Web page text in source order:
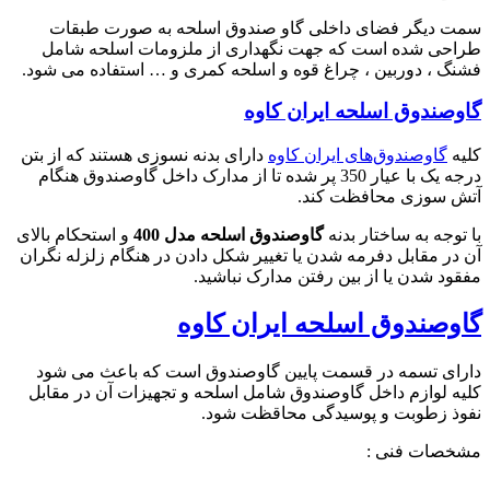
سمت دیگر فضای داخلی گاو صندوق اسلحه به صورت طبقات
طراحی شده است که جهت نگهداری از ملزومات اسلحه شامل
فشنگ ، دوربین ، چراغ قوه و اسلحه کمری و … استفاده می شود.
گاوصندوق اسلحه ایران کاوه
کلیه گاوصندوق‌های ایران کاوه دارای بدنه نسوزی هستند که از بتن
درجه یک با عیار 350 پر شده تا از مدارک داخل گاوصندوق هنگام
آتش سوزی محافظت کند.
با توجه به ساختار بدنهگاوصندوق اسلحه مدل 400
و استحکام بالای
آن در مقابل دفرمه شدن یا تغییر شکل دادن در هنگام زلزله نگران
مفقود شدن یا از بین رفتن مدارک نباشید.
گاوصندوق اسلحه ایران کاوه
دارای تسمه در قسمت پایین گاوصندوق است که باعث می شود
کلیه لوازم داخل گاوصندوق شامل اسلحه و تجهیزات آن در مقابل
نفوذ زطوبت و پوسیدگی محاقظت شود.
مشخصات فنی :